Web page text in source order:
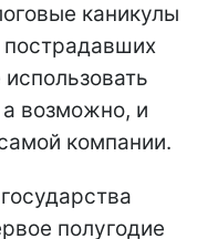
каникулы
пострадавших
возможно, и
компании.
полугодие